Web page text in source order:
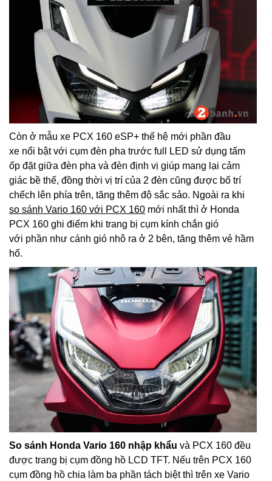
Còn ở mẫu xe PCX 160 eSP+ thế hệ mới phần đầu
xe nổi bật với cụm đèn pha trước full LED sử dụng tấm
ốp đặt giữa đèn pha và đèn định vị giúp mang lại cảm
giác bề thế, đồng thời vị trí của 2 đèn cũng được bố trí
chếch lên phía trên, tăng thêm độ sắc sảo. Ngoài ra khi
so sánh Vario 160 với PCX 160 mới nhất thì ở Honda
PCX 160 ghi điểm khi trang bị cụm kính chắn gió
với phần như cánh gió nhô ra ở 2 bên, tăng thêm vẻ hầm
hố.
So sánh Honda Vario 160 nhập khẩu và PCX 160 đều
được trang bị cụm đồng hồ LCD TFT. Nếu trên PCX 160
cụm đồng hồ chia làm ba phần tách biệt thì trên xe Vario